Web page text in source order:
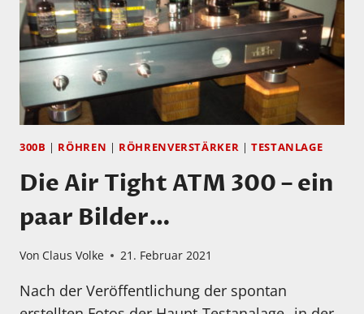
300B | RÖHREN | RÖHRENVERSTÄRKER |TESTANLAGE
Die Air Tight ATM 300 – ein
paar Bilder…
Von Claus Volke 21. Februar 2021
Nach der Veröffentlichung der spontan